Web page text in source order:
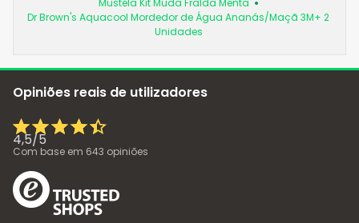
Dr Brown's Aquacool Mordedor de Água Ananás/Maçã 3M+ 2
Unidades
Opiniões reais de utilizadores
4,5/5
Com base em 643 opiniões